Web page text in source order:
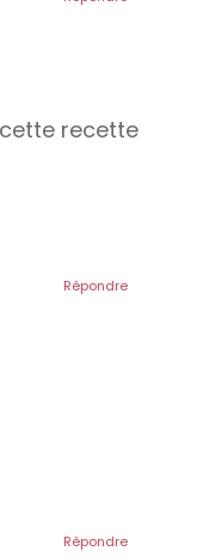
recette
Répondre
Répondre